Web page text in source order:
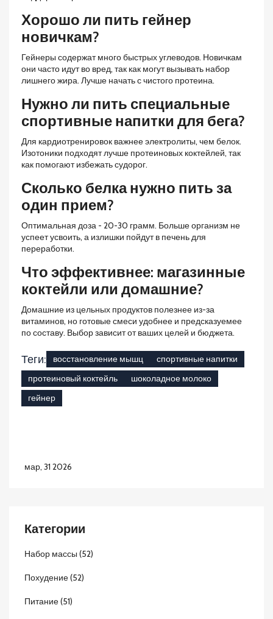
Хорошо ли пить гейнер
новичкам?
Гейнеры содержат много быстрых углеводов. Новичкам
они часто идут во вред, так как могут вызывать набор
лишнего жира. Лучше начать с чистого протеина.
Нужно ли пить специальные
спортивные напитки для бега?
Для кардиотренировок важнее электролиты, чем белок.
Изотоники подходят лучше протеиновых коктейлей, так
как помогают избежать судорог.
Сколько белка нужно пить за
один прием?
Оптимальная доза - 20-30 грамм. Больше организм не
успеет усвоить, а излишки пойдут в печень для
переработки.
Что эффективнее: магазинные
коктейли или домашние?
Домашние из цельных продуктов полезнее из-за
витаминов, но готовые смеси удобнее и предсказуемее
по составу. Выбор зависит от ваших целей и бюджета.
Теги: восстановление мышц
спортивные напитки
протеиновый коктейль
шоколадное молоко
гейнер
мар, 31 2026
Категории
Набор массы (52)
Похудение(52)
Питание(51)